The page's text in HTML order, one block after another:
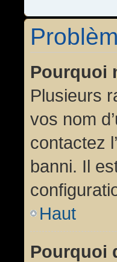
Pourquoi
Plusieurs
vos nom
contactez
banni. Il
Haut
Pourquoi